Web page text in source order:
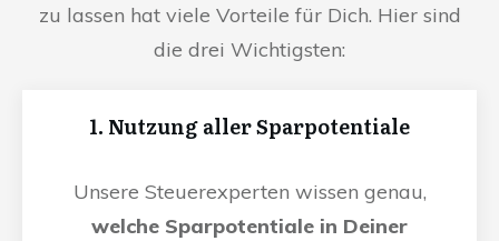
zu lassen hat viele Vorteile für Dich. Hier sind
die drei Wichtigsten:
1. Nutzung aller Sparpotentiale
Unsere Steuerexperten wissen genau,
welche Sparpotentiale in Deiner